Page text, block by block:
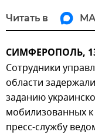
Читать в
СИМФЕРОПОЛЬ,
Сотрудники
области
заданию
мобилизованных
пресс-службу